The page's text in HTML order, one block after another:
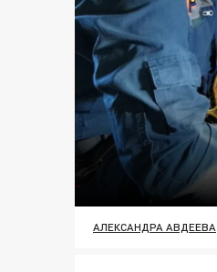
АЛЕКСАНДРА АВДЕЕВА